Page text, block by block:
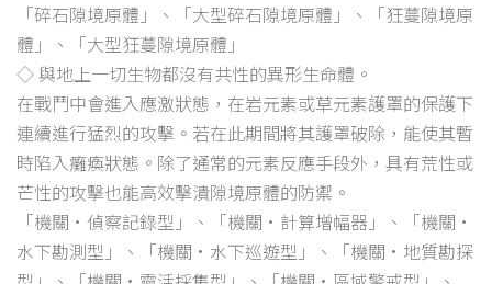
「碎石隙境原體」、「大型碎石隙境原體」、「狂蔓隙境原
體」、「大型狂蔓隙境原體」
◇ 與地上一切生物都沒有共性的異形生命體。
在戰鬥中會進入應激狀態，在岩元素或草元素護罩的保護下
連續進行猛烈的攻擊。若在此期間將其護罩破除，能使其暫
時陷入癱瘓狀態。除了通常的元素反應手段外，具有荒性或
芒性的攻擊也能高效擊潰隙境原體的防禦。
「機關·偵察記錄型」、「機關·計算增幅器」、「機關·
水下勘測型」、「機關·水下巡遊型」、「機關·地質勘探